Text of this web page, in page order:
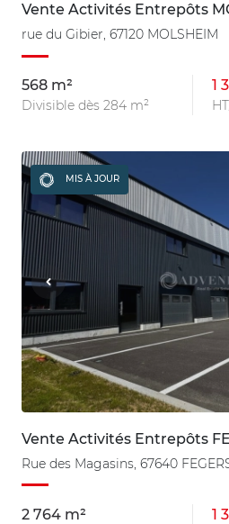
Vente Activités Entrepôts
rue du Gibier, 67120 MOLSHEIM
568 m²
Divisible dès 284 m²
1
MIS À JOUR
Vente Activités Entrepôts
Rue des Magasins, 67640
2 764 m² 1